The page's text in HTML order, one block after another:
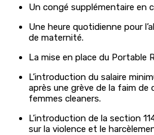
Un congé supplémentaire en
Une heure quotidienne pour
de maternité.
La mise en place du Portable
L’introduction du salaire
après une grève de la faim de
femmes cleaners.
L’introduction de la section
sur la violence et le